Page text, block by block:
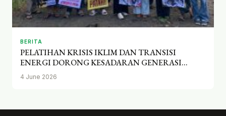
BERITA
PELATIHAN KRISIS IKLIM DAN TRANSISI
ENERGI DORONG KESADARAN GENERASI
MUDA CILACAP TERHADAP PEMBANGUNAN
4 June 2026